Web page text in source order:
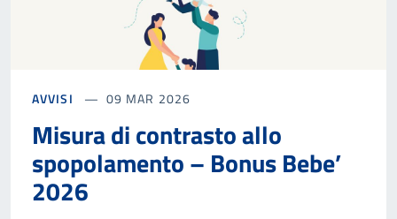
AVVISI 09 MAR 2026
Misura di contrasto allo
spopolamento – Bonus Bebe’
2026